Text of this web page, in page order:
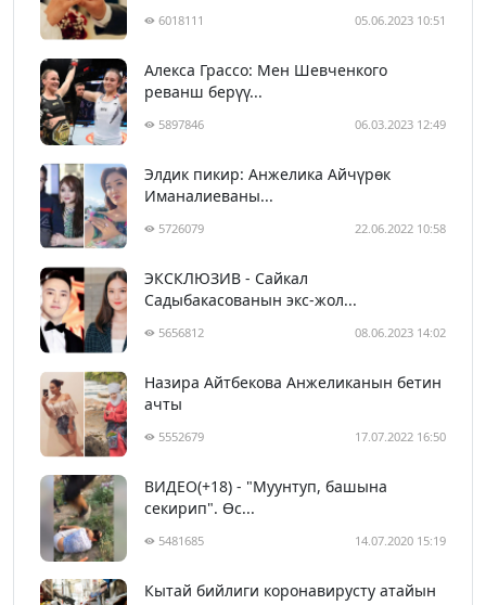
6018111 05.06.2023 10:51
Алекса Грассо: Мен Шевченкого
реванш берүү...
5897846 06.03.2023 12:49
Элдик пикир: Анжелика Айчүрөк
Иманалиеваны...
5726079 22.06.2022 10:58
ЭКСКЛЮЗИВ - Сайкал
Садыбакасованын экс-жол...
5656812 08.06.2023 14:02
Назира Айтбекова Анжеликанын бетин
ачты
5552679 17.07.2022 16:50
ВИДЕО(+18) - "Муунтуп, башына
секирип". Өс...
5481685 14.07.2020 15:19
Кытай бийлиги коронавирусту атайын